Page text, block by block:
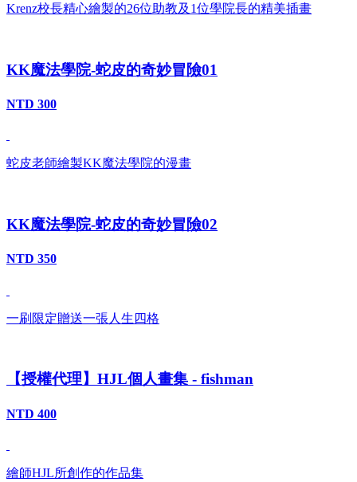
Krenz校長精心繪製的26位助教及1位學院長的精美插畫
KK魔法學院-蛇皮的奇妙冒險01
NTD 300
蛇皮老師繪製KK魔法學院的漫畫
KK魔法學院-蛇皮的奇妙冒險02
NTD 350
一刷限定贈送一張人生四格
【授權代理】HJL個人畫集 - fishman
NTD 400
繪師HJL所創作的作品集